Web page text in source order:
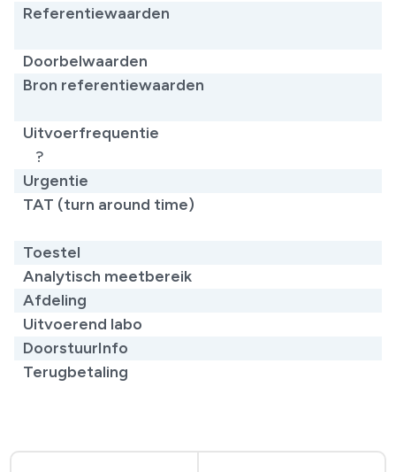
Referentiewaarden
Doorbelwaarden
Bron referentiewaarden
Uitvoerfrequentie
?
Urgentie
TAT (turn around time)
Toestel
Analytisch meetbereik
Afdeling
Uitvoerend labo
DoorstuurInfo
Terugbetaling